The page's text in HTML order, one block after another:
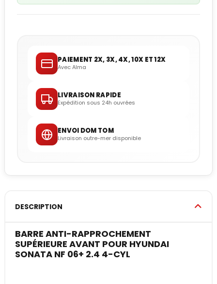
PAIEMENT 2X, 3X, 4X, 10X ET 12X
Avec Alma
LIVRAISON RAPIDE
Expédition sous 24h ouvrées
ENVOI DOM TOM
Livraison outre-mer disponible
DESCRIPTION
BARRE ANTI-RAPPROCHEMENT
SUPÉRIEURE AVANT POUR HYUNDAI
SONATA NF 06+ 2.4 4-CYL